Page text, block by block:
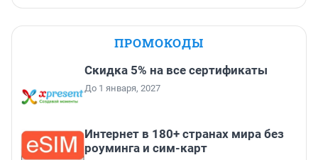
ПРОМОКОДЫ
Скидка 5% на все сертификаты
До 1 января, 2027
Интернет в 180+ странах мира без
роуминга и сим-карт